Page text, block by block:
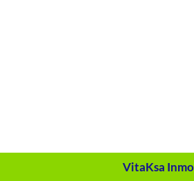
VitaKsa